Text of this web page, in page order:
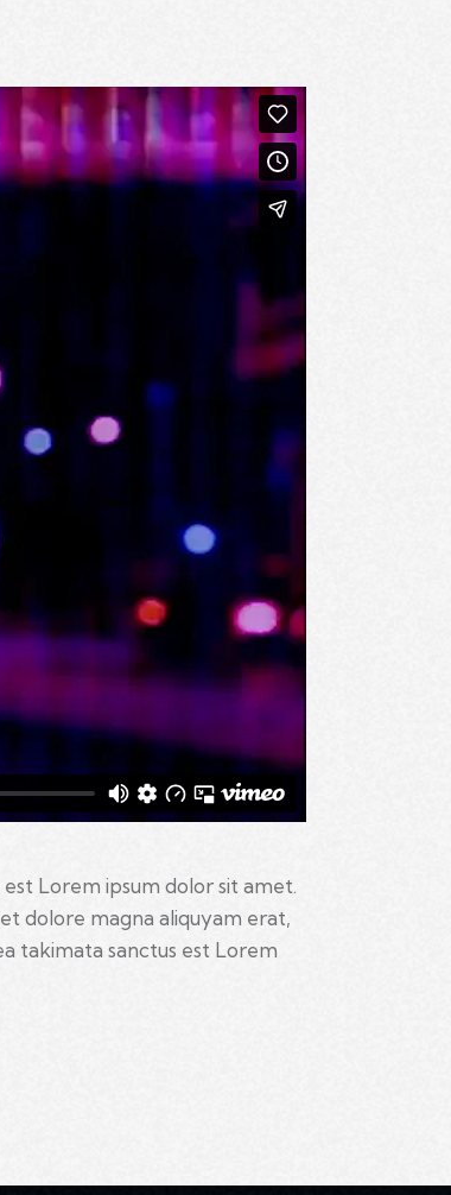
Lorem ipsum dolor sit amet.
dolore magna aliquyam erat,
takimata sanctus est Lorem